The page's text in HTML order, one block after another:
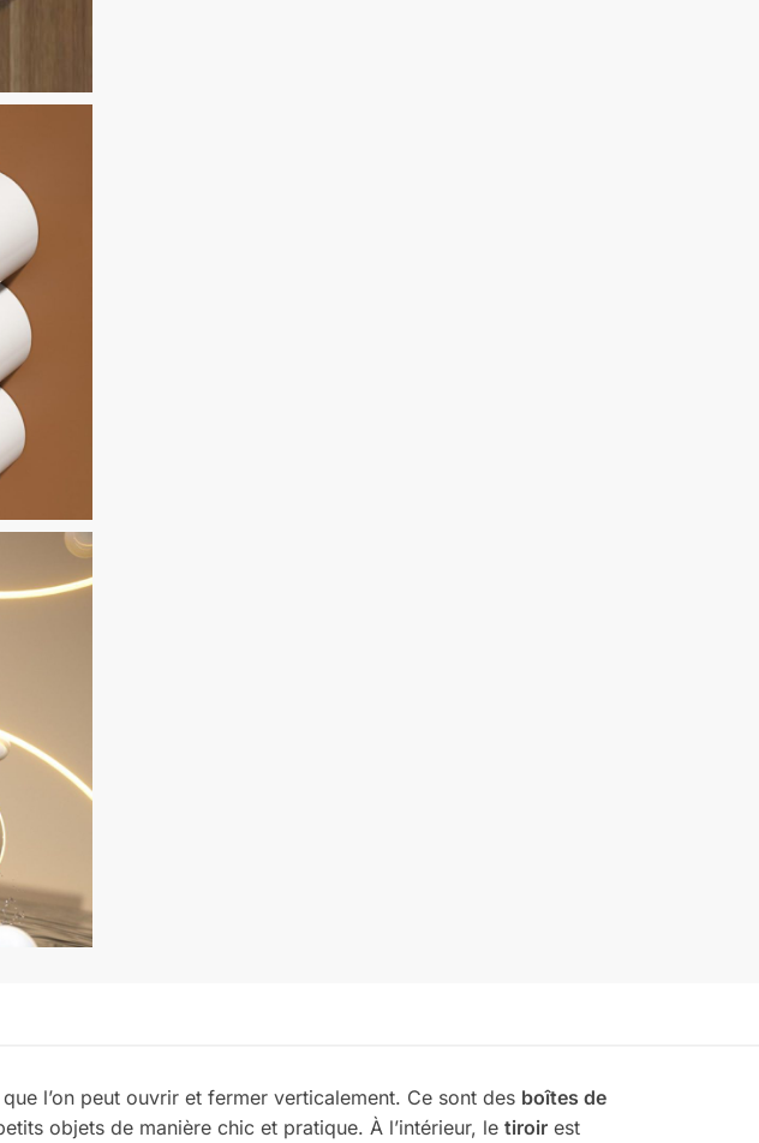
que l’on peut ouvrir et fermer verticalement. Ce sont des boîtes de
objets de manière chic et pratique. À l’intérieur, letiroir est